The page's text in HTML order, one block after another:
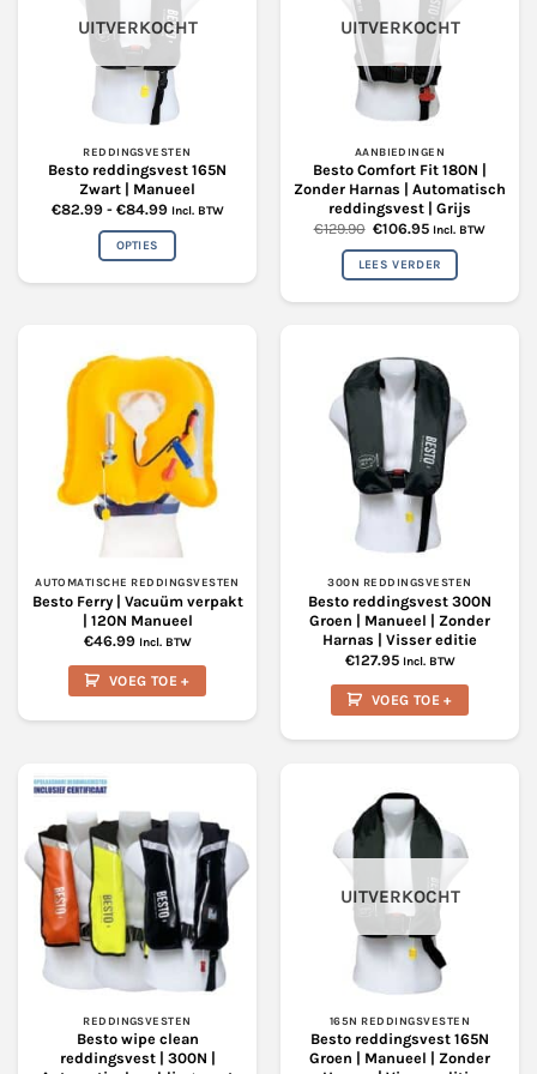
kan
gekozen
worden
op
de
productpagina
kan
gekozen
worden
op
de
productpagina
UITVERKOCHT
REDDINGSVESTEN
Besto reddingsvest 165N
Zwart | Manueel
€82.99 - €84.99Prijsklasse:
tot
Incl. BTW
OPTIES
variaties.
Deze
optie
kan
gekozen
worden
op
productpagina
UITVERKOCHT
AANBIEDINGEN
Besto Comfort Fit 180N |
Zonder Harnas | Automatisch
reddingsvest | Grijs
€129.90 Oorspronkelijke
was:
€129.90.
€106.95Huidige
is:
€106.95.
Incl. BTW
LEES VERDER
AUTOMATISCHE REDDINGSVESTEN
Besto Ferry | Vacuüm verpakt
| 120N Manueel
€46.99 Incl. BTW
VOEG TOE +
300N REDDINGSVESTEN
Besto reddingsvest 300N
Groen | Manueel | Zonder
Harnas | Visser editie
€127.95 Incl. BTW
VOEG TOE +
REDDINGSVESTEN
Besto wipe clean
reddingsvest | 300N |
UITVERKOCHT
165N REDDINGSVESTEN
Besto reddingsvest 165N
Groen | Manueel | Zonder